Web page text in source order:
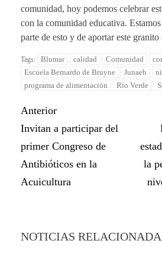
comunidad, hoy podemos celebrar
con la comunidad educativa.
parte de esto y de aportar este granito
Tags: Blumar calidad Comunidad
Escuela Bernardo de Bruyne
Junaeb
programa de alimentación
Río Verde
Anterior
Invitan a participar del
primer Congreso de
Antibióticos en la
Acuicultura
la
NOTICIAS